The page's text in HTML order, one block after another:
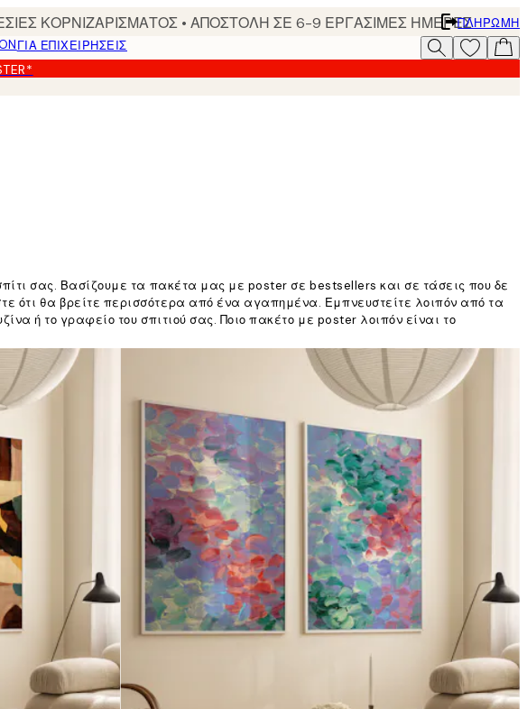
ΚΟΡΝΙΖΑΡΙΣΜΑΤΟΣ • ΑΠΟΣΤΟΛΗ ΣΕ 6-9 ΕΡΓΑΣΙΜΕΣ ΗΜΕΡΕΣΠΛΗΡΩΜΉ
ΓΙΑ ΕΠΙΧΕΙΡΗΣΕΙΣ
σας. Βασίζουμε τα πακέτα μας με poster σε bestsellers και σε τάσεις που δε
ότι θα βρείτε περισσότερα από ένα αγαπημένα. Εμπνευστείτε λοιπόν από τα
ή το γραφείο του σπιτιού σας. Ποιο πακέτο με poster λοιπόν είναι το